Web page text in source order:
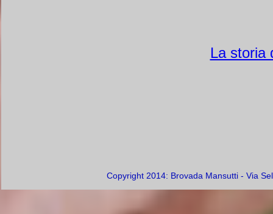
La storia
Copyright 2014: Brovada Mansutti - Via